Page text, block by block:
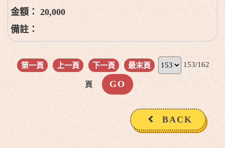
20,000
第一頁 上一頁 下一頁 最末頁 153/162
頁
BACK